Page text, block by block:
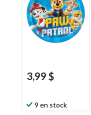
3,99 $
9 en stock